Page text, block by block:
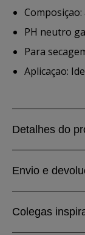
PH neutro
Para
Aplicaçao:
Detalhes do
Envio e
Colegas